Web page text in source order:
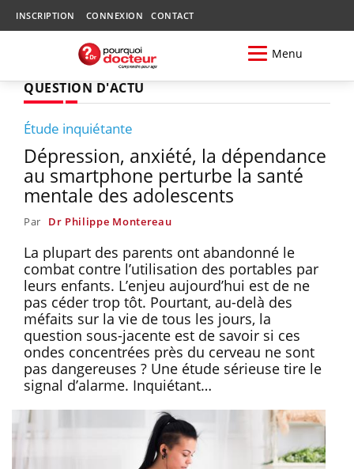
INSCRIPTION CONNEXION CONTACT
Menu
QUESTION D'ACTU
Étude inquiétante
Dépression, anxiété, la dépendance
au smartphone perturbe la santé
mentale des adolescents
Par Dr Philippe Montereau
La plupart des parents ont abandonné le
combat contre l’utilisation des portables par
leurs enfants. L’enjeu aujourd’hui est de ne
pas céder trop tôt. Pourtant, au-delà des
méfaits sur la vie de tous les jours, la
question sous-jacente est de savoir si ces
ondes concentrées près du cerveau ne sont
pas dangereuses ? Une étude sérieuse tire le
signal d’alarme. Inquiétant…